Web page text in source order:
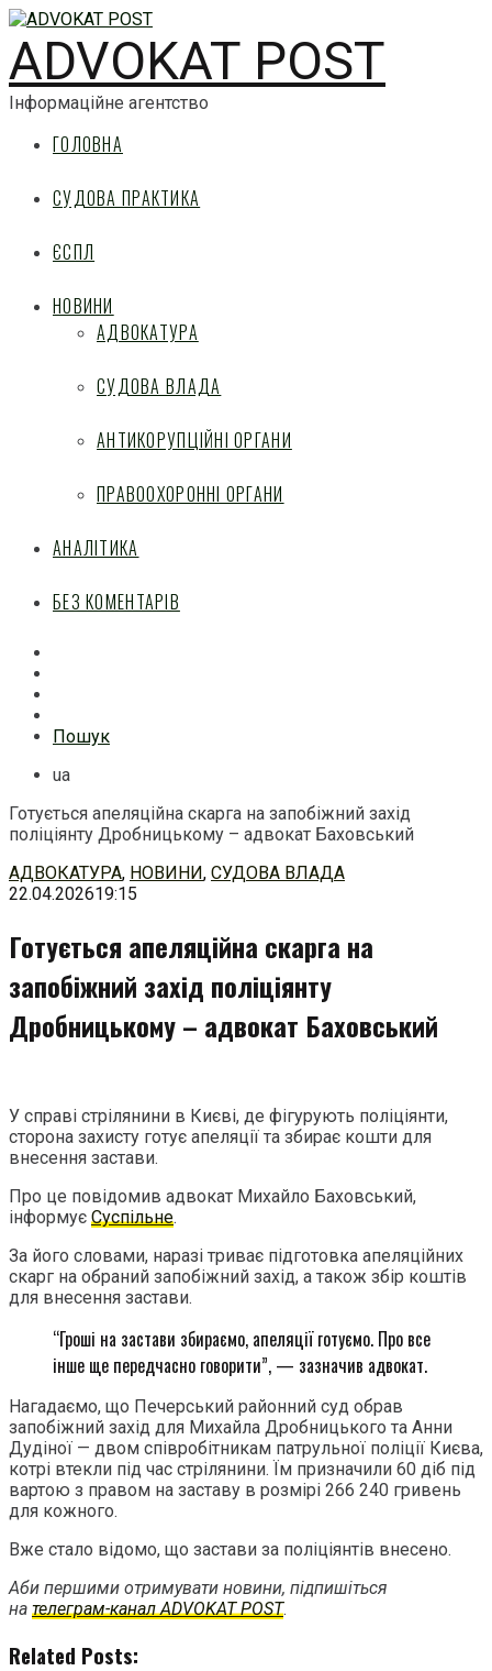
ADVOKAT POST
Інформаційне агентство
ГОЛОВНА
СУДОВА ПРАКТИКА
ЄСПЛ
НОВИНИ
АДВОКАТУРА
СУДОВА ВЛАДА
АНТИКОРУПЦІЙНІ ОРГАНИ
ПРАВООХОРОННІ ОРГАНИ
АНАЛІТИКА
БЕЗ КОМЕНТАРІВ
Пошук
ua
Готується апеляційна скарга на запобіжний захід
поліціянту Дробницькому – адвокат Баховський
Перейти
до
АДВОКАТУРА, НОВИНИ, СУДОВА ВЛАДА
22.04.202619:15
Готується апеляційна скарга на
запобіжний захід поліціянту
Дробницькому – адвокат Баховський
У справі стрілянини в Києві, де фігурують поліціянти,
сторона захисту готує апеляції та збирає кошти для
внесення застави.
Про це повідомив адвокат Михайло Баховський,
інформує Суспільне.
За його словами, наразі триває підготовка апеляційних
скарг на обраний запобіжний захід, а також збір коштів
для внесення застави.
“Гроші на застави збираємо, апеляції готуємо. Про все
інше ще передчасно говорити”, — зазначив адвокат.
Нагадаємо, що Печерський районний суд обрав
запобіжний захід для Михайла Дробницького та Анни
Дудіної — двом співробітникам патрульної поліції Києва,
котрі втекли під час стрілянини. Їм призначили 60 діб під
вартою з правом на заставу в розмірі 266 240 гривень
для кожного.
Вже стало відомо, що застави за поліціянтів внесено.
Аби першими отримувати новини, підпишіться
на телеграм-канал ADVOKAT POST.
Related Posts: